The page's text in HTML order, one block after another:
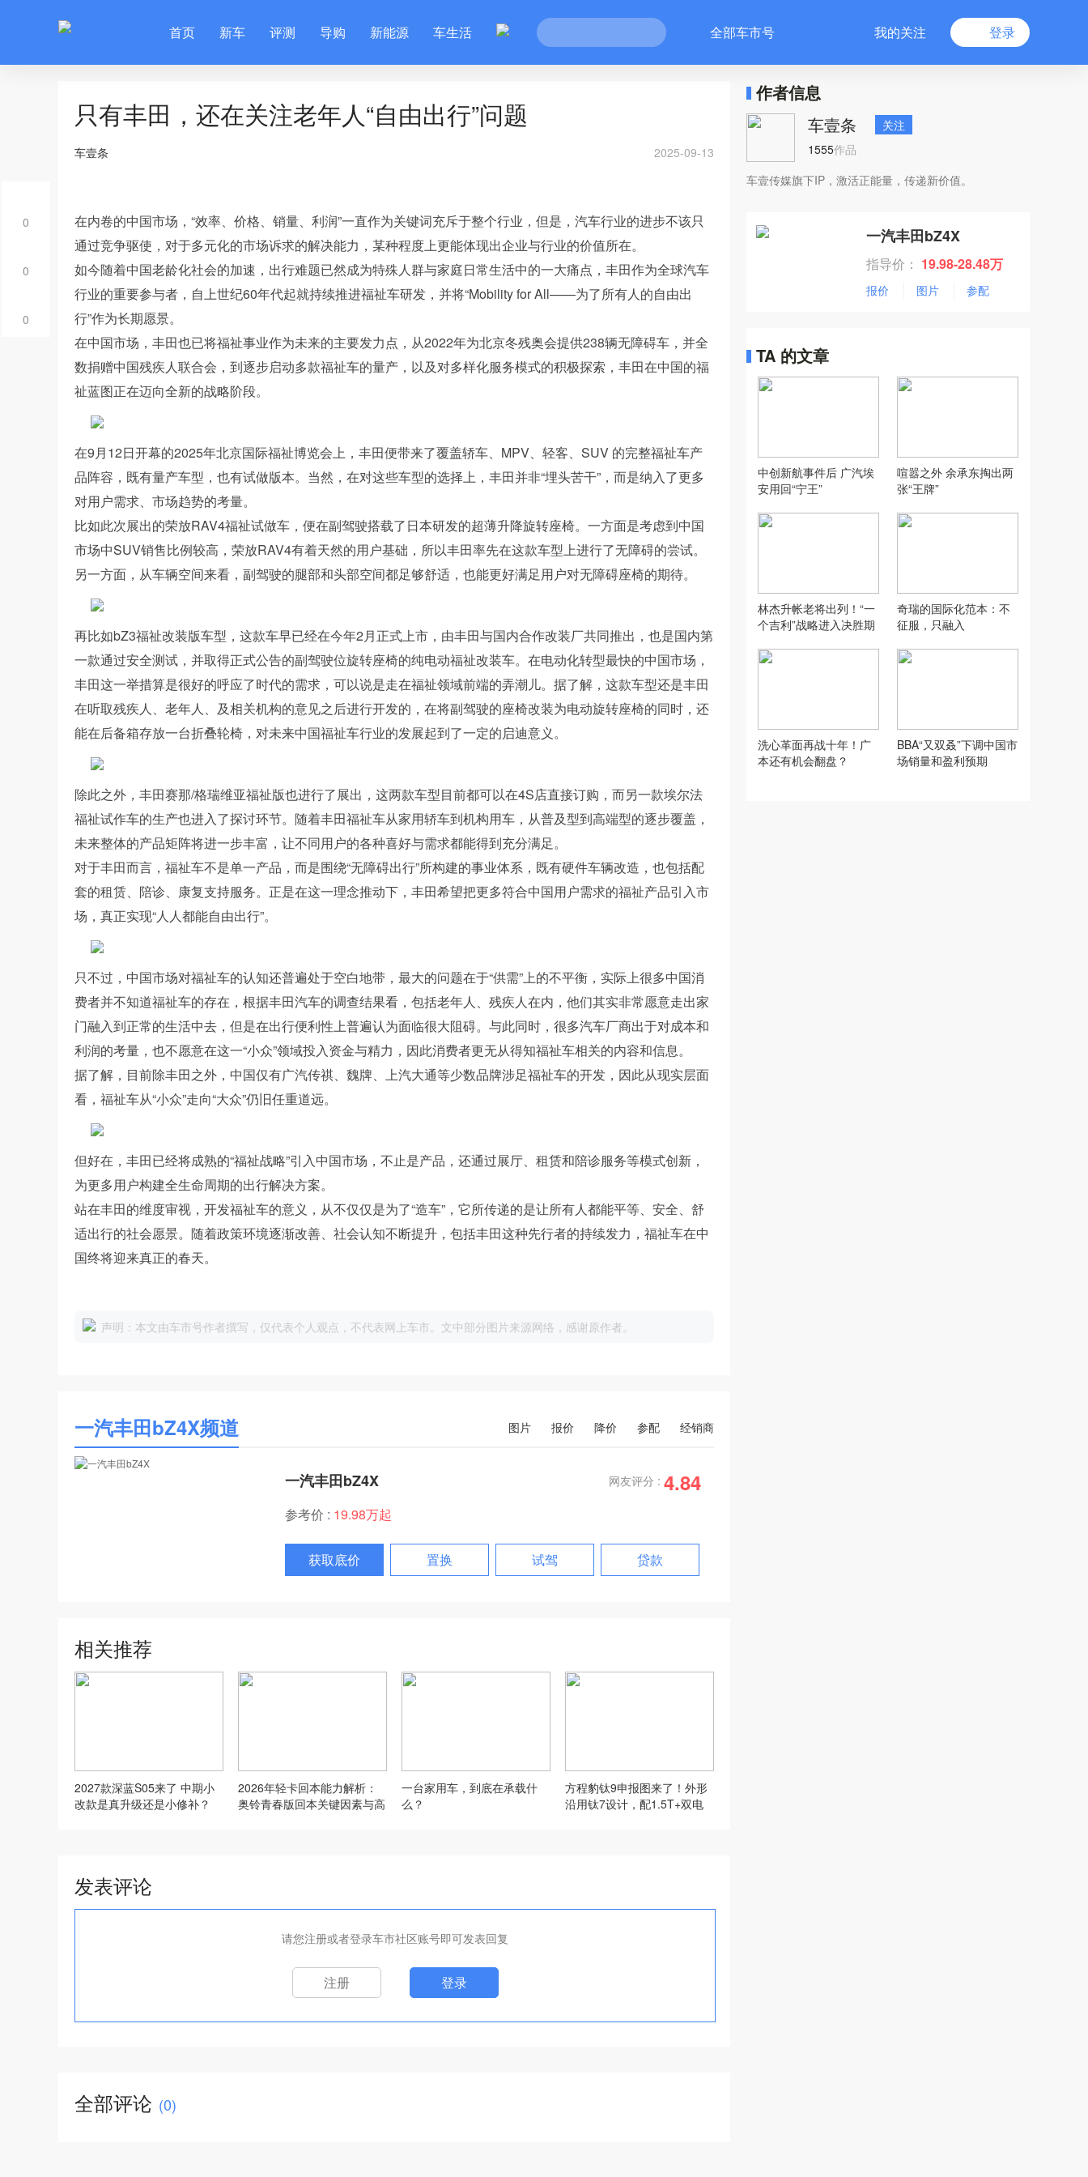
首页 新车 评测 导购 新能源 车生活 全部车市号 我的关注 登录
0
0
0
只有丰田，还在关注老年人“自由出行”问题
车壹条 2025-09-13
在内卷的中国市场，“效率、价格、销量、利润”一直作为关键词充斥于整个行业，但是，汽车行业的进步不该只
通过竞争驱使，对于多元化的市场诉求的解决能力，某种程度上更能体现出企业与行业的价值所在。
如今随着中国老龄化社会的加速，出行难题已然成为特殊人群与家庭日常生活中的一大痛点，丰田作为全球汽车
行业的重要参与者，自上世纪60年代起就持续推进福祉车研发，并将“Mobility for All——为了所有人的自由出
行”作为长期愿景。
在中国市场，丰田也已将福祉事业作为未来的主要发力点，从2022年为北京冬残奥会提供238辆无障碍车，并全
数捐赠中国残疾人联合会，到逐步启动多款福祉车的量产，以及对多样化服务模式的积极探索，丰田在中国的福
祉蓝图正在迈向全新的战略阶段。
在9月12日开幕的2025年北京国际福祉博览会上，丰田便带来了覆盖轿车、MPV、轻客、SUV 的完整福祉车产
品阵容，既有量产车型，也有试做版本。当然，在对这些车型的选择上，丰田并非“埋头苦干”，而是纳入了更多
对用户需求、市场趋势的考量。
比如此次展出的荣放RAV4福祉试做车，便在副驾驶搭载了日本研发的超薄升降旋转座椅。一方面是考虑到中国
市场中SUV销售比例较高，荣放RAV4有着天然的用户基础，所以丰田率先在这款车型上进行了无障碍的尝试。
另一方面，从车辆空间来看，副驾驶的腿部和头部空间都足够舒适，也能更好满足用户对无障碍座椅的期待。
再比如bZ3福祉改装版车型，这款车早已经在今年2月正式上市，由丰田与国内合作改装厂共同推出，也是国内第
一款通过安全测试，并取得正式公告的副驾驶位旋转座椅的纯电动福祉改装车。在电动化转型最快的中国市场，
丰田这一举措算是很好的呼应了时代的需求，可以说是走在福祉领域前端的弄潮儿。据了解，这款车型还是丰田
在听取残疾人、老年人、及相关机构的意见之后进行开发的，在将副驾驶的座椅改装为电动旋转座椅的同时，还
能在后备箱存放一台折叠轮椅，对未来中国福祉车行业的发展起到了一定的启迪意义。
除此之外，丰田赛那/格瑞维亚福祉版也进行了展出，这两款车型目前都可以在4S店直接订购，而另一款埃尔法
福祉试作车的生产也进入了探讨环节。随着丰田福祉车从家用轿车到机构用车，从普及型到高端型的逐步覆盖，
未来整体的产品矩阵将进一步丰富，让不同用户的各种喜好与需求都能得到充分满足。
对于丰田而言，福祉车不是单一产品，而是围绕“无障碍出行”所构建的事业体系，既有硬件车辆改造，也包括配
套的租赁、陪诊、康复支持服务。正是在这一理念推动下，丰田希望把更多符合中国用户需求的福祉产品引入市
场，真正实现“人人都能自由出行”。
只不过，中国市场对福祉车的认知还普遍处于空白地带，最大的问题在于“供需”上的不平衡，实际上很多中国消
费者并不知道福祉车的存在，根据丰田汽车的调查结果看，包括老年人、残疾人在内，他们其实非常愿意走出家
门融入到正常的生活中去，但是在出行便利性上普遍认为面临很大阻碍。与此同时，很多汽车厂商出于对成本和
利润的考量，也不愿意在这一“小众”领域投入资金与精力，因此消费者更无从得知福祉车相关的内容和信息。
据了解，目前除丰田之外，中国仅有广汽传祺、魏牌、上汽大通等少数品牌涉足福祉车的开发，因此从现实层面
看，福祉车从“小众”走向“大众”仍旧任重道远。
但好在，丰田已经将成熟的“福祉战略”引入中国市场，不止是产品，还通过展厅、租赁和陪诊服务等模式创新，
为更多用户构建全生命周期的出行解决方案。
站在丰田的维度审视，开发福祉车的意义，从不仅仅是为了“造车”，它所传递的是让所有人都能平等、安全、舒
适出行的社会愿景。随着政策环境逐渐改善、社会认知不断提升，包括丰田这种先行者的持续发力，福祉车在中
国终将迎来真正的春天。
声明：本文由车市号作者撰写，仅代表个人观点，不代表网上车市。文中部分图片来源网络，感谢原作者。
一汽丰田bZ4X频道 经销商
参配
降价
报价
图片
一汽丰田bZ4X 网友评分 : 4.84
参考价 : 19.98万起
获取底价 置换 试驾 贷款
相关推荐
2027款深蓝S05来了 中期小
改款是真升级还是小修补？
2026年轻卡回本能力解析：
奥铃青春版回本关键因素与高
一台家用车，到底在承载什
么？
方程豹钛9申报图来了！外形
沿用钛7设计，配1.5T+双电
发表评论
请您注册或者登录车市社区账号即可发表回复
注册 登录
全部评论 (0)
作者信息
车壹条
关注
1555作品
车壹传媒旗下IP，激活正能量，传递新价值。
一汽丰田bZ4X
指导价： 19.98-28.48万
报价 图片 参配
TA 的文章
中创新航事件后 广汽埃
安用回“宁王”
喧嚣之外 余承东掏出两
张“王牌”
林杰升帐老将出列！“一
个吉利”战略进入决胜期
奇瑞的国际化范本：不
征服，只融入
洗心革面再战十年！广
本还有机会翻盘？
BBA“又双叒”下调中国市
场销量和盈利预期